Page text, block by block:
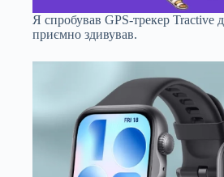
Я спробував GPS-трекер Tractive
приємно здивував.